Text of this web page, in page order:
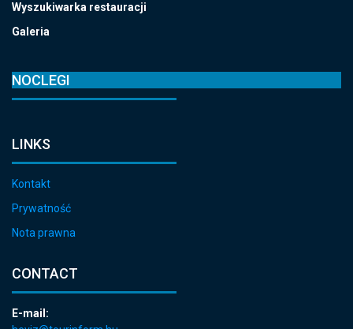
Wyszukiwarka restauracji
Galeria
NOCLEGI
LINKS
Kontakt
Prywatność
Nota prawna
CONTACT
E-mail: